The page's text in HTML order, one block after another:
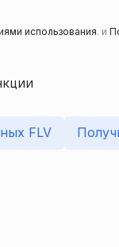
использования. и
FLV